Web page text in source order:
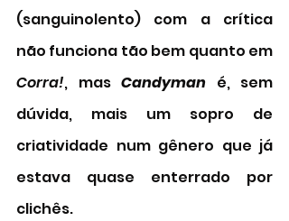
(sanguinolento) com a crítica
Corra!, mas Candyman é, sem
dúvida, mais um sopro de
criatividade num gênero que já
estava quase enterrado por
clichês.